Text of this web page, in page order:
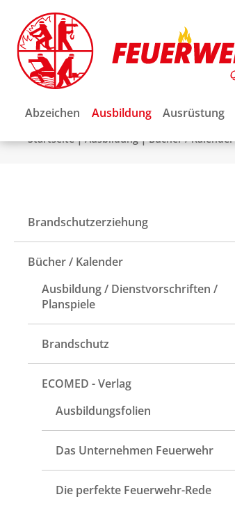
Abzeichen Ausbildung Ausrüstung
Startseite|Ausbildung|Bücher / Kalender
Brandschutzerziehung
Bücher / Kalender
Ausbildung / Dienstvorschriften /
Planspiele
Brandschutz
ECOMED - Verlag
Ausbildungsfolien
Das Unternehmen Feuerwehr
Die perfekte Feuerwehr-Rede